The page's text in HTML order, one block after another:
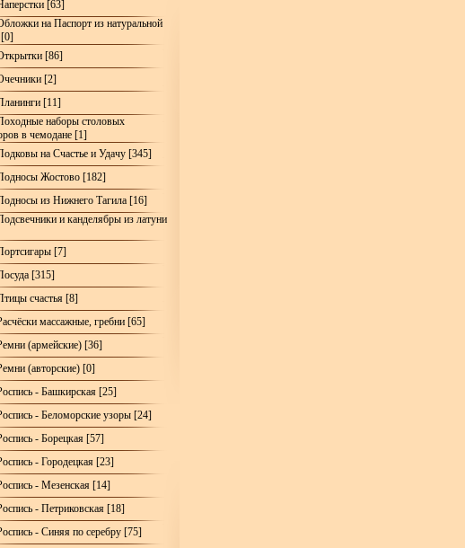
[63]
на Паспорт из натуральной
[86]
[2]
[11]
наборы столовых
в чемодане [1]
на Счастье и Удачу [345]
Жостово [182]
из Нижнего Тагила [16]
и канделябры из латуни
[7]
[315]
счастья [8]
массажные, гребни [65]
(армейские) [36]
(авторские) [0]
- Башкирская [25]
- Беломорские узоры [24]
- Борецкая [57]
- Городецкая [23]
- Мезенская [14]
- Петриковская [18]
- Синяя по серебру [75]